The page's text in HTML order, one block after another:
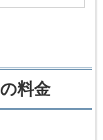
料金